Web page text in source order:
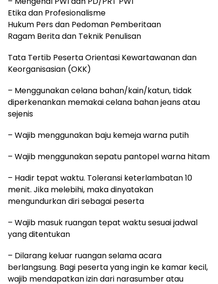
Etika dan Profesionalisme
Hukum Pers dan Pedoman Pemberitaan
Ragam Berita dan Teknik Penulisan
Tata Tertib Peserta Orientasi Kewartawanan dan
Keorganisasian (OKK)
– Menggunakan celana bahan/kain/katun, tidak
diperkenankan memakai celana bahan jeans atau
sejenis
– Wajib menggunakan baju kemeja warna putih
– Wajib menggunakan sepatu pantopel warna hitam
– Hadir tepat waktu. Toleransi keterlambatan 10
menit. Jika melebihi, maka dinyatakan
mengundurkan diri sebagai peserta
– Wajib masuk ruangan tepat waktu sesuai jadwal
yang ditentukan
– Dilarang keluar ruangan selama acara
berlangsung. Bagi peserta yang ingin ke kamar kecil,
wajib mendapatkan izin dari narasumber atau